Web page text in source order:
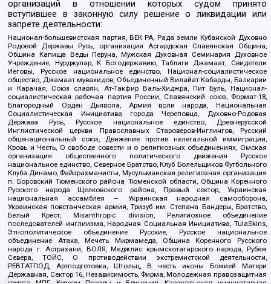
организаций в отношении которых судом принято
вступившее в законную силу решение о ликвидации или
запрете деятельности:
Национал-большевистская партия, ВЕК РА, Рада земли Кубанской Духовно
Родовой Державы Русь, организация Асгардская Славянская Община,
Община Капища Веды Перуна, Мужская Духовная Семинария Духовное
Учреждение, Нурджулар, К Богодержавию, Таблиги Джамаат, Свидетели
Иеговы, Русское национальное единство, Национал-социалистическое
общество, Джамаат мувахидов, Объединенный Вилайат Кабарды, Балкарии
и Карачая, Союз славян, Ат-Такфир Валь-Хиджра, Пит Буль, Национал-
социалистическая рабочая партия России, Славянский союз, Формат-18,
Благородный Орден Дьявола, Армия воли народа, Национальная
Социалистическая Инициатива города Череповца, Духовно-Родовая
Держава Русь, Русское национальное единство, Древнерусской
Инглистической церкви Православных Староверов-Инглингов, Русский
общенациональный союз, Движение против нелегальной иммиграции,
Кровь и Честь, О свободе совести и о религиозных объединениях, Омская
организация общественного политического движения Русское
национальное единство, Северное Братство, Клуб Болельщиков Футбольного
Клуба Динамо, Файзрахманисты, Мусульманская религиозная организация
п. Боровский Тюменского района Тюменской области, Община Коренного
Русского народа Щелковского района, Правый сектор, Украинская
национальная ассамблея – Украинская народная самооборона,
Украинская повстанческая армия, Тризуб им. Степана Бандеры, Братство,
Белый Крест, Misanthropic division, Религиозное объединение
последователей инглиизма, Народная Социальная Инициатива, TulaSkins,
Этнополитическое объединение Русские, Русское национальное
объединение Атака, Мечеть Мирмамеда, Община Коренного Русского
народа г. Астрахани, ВОЛЯ, Меджлис крымскотатарского народа, Рубеж
Севера, ТОЙС, О противодействии экстремистской деятельности,
РЕВТАТПОД, Артподготовка, Штольц, В честь иконы Божией Матери
Державная, Сектор 16, Независимость, Фирма, Молодежная правозащитная